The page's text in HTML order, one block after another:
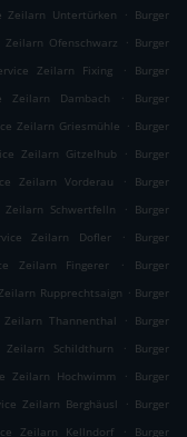
Zeilarn Untertürken . Burger
Ofenschwarz . Burger
Zeilarn Fixing .
Burger
Zeilarn Dambach .
Burger
Zeilarn Griesmühle . Burger
Zeilarn Gitzelhub . Burger
Zeilarn Vorderau .
Burger
Zeilarn Schwertfelln . Burger
Zeilarn Dofler .
Burger
Zeilarn Fingerer .
Burger
Rupprechtsaign . Burger
Zeilarn Thannenthal . Burger
Zeilarn Schildthurn .
Burger
Zeilarn Hochwimm . Burger
Zeilarn Berghäusl . Burger
Zeilarn Kellndorf .
Burger